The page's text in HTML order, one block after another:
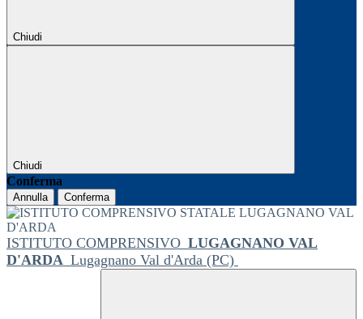
Chiudi
Chiudi
Conferma
Annulla Conferma
ISTITUTO COMPRENSIVO LUGAGNANO VAL
D'ARDA Lugagnano Val d'Arda (PC)